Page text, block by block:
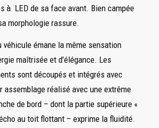
à LED de sa face avant. Bien campée
morphologie rassure.
véhicule émane la même sensation
maîtrisée et d’élégance. Les
sont découpés et intégrés avec
assemblage réalisé avec une extrême
de bord – dont la partie supérieure «
au toit flottant – exprime la fluidité.